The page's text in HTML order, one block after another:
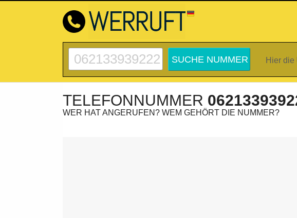
Hier die
TELEFONNUMMER
WER HAT ANGERUFEN? WEM GEHÖRT DIE NUMMER?